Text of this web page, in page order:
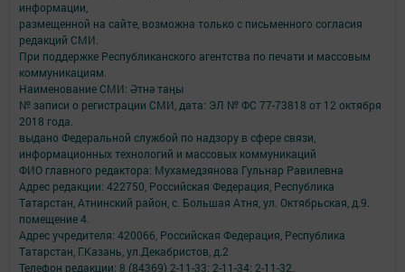
информации,
размещенной на сайте, возможна только с письменного согласия
редакций СМИ.
При поддержке Республиканского агентства по печати и массовым
коммуникациям.
Наименование СМИ: Әтнә таңы
№ записи о регистрации СМИ, дата: ЭЛ № ФС 77-73818 от 12 октября
2018 года.
выдано Федеральной службой по надзору в сфере связи,
информационных технологий и массовых коммуникаций
ФИО главного редактора: Мухамедзянова Гульнар Равилевна
Адрес редакции: 422750, Российская Федерация, Республика
Татарстан, Атнинский район, с. Большая Атня, ул. Октябрьская, д.9.
помещение 4.
Адрес учредителя: 420066, Российская Федерация, Республика
Татарстан, Г.Казань, ул.Декабристов, д.2
Телефон редакции: 8 (84369) 2-11-33; 2-11-34; 2-11-32.